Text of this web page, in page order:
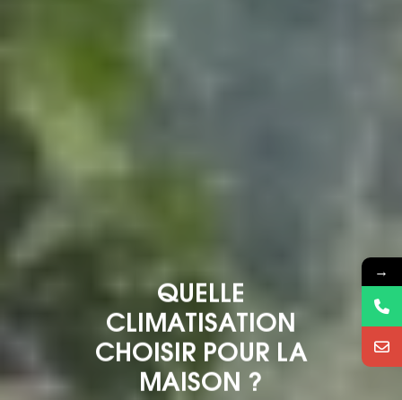
QUELLE
CLIMATISATION
CHOISIR POUR LA
MAISON ?
→